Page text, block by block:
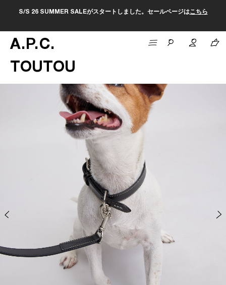
S/S 26 SUMMER SALEがスタートしました。セールページはこちら
A.P.C.
TOUTOU